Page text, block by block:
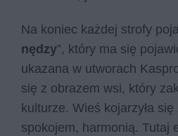
Na koniec każdej strofy
nędzy”, który ma się
ukazana w utworach
się z obrazem wsi, który
kulturze. Wieś kojarzyła
spokojem, harmonią. Tutaj